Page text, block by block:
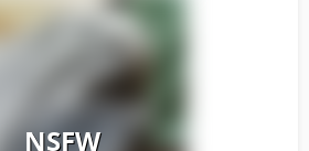
NSFW